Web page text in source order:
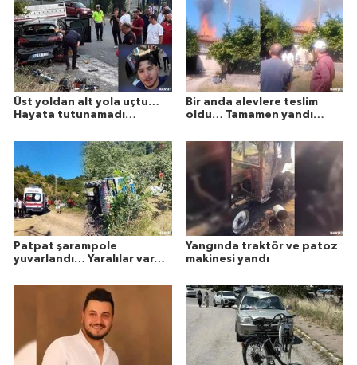
Üst yoldan alt yola uçtu…
Hayata tutunamadı…
Bir anda alevlere teslim
oldu… Tamamen yandı…
Patpat şarampole
yuvarlandı… Yaralılar var…
Yangında traktör ve patoz
makinesi yandı